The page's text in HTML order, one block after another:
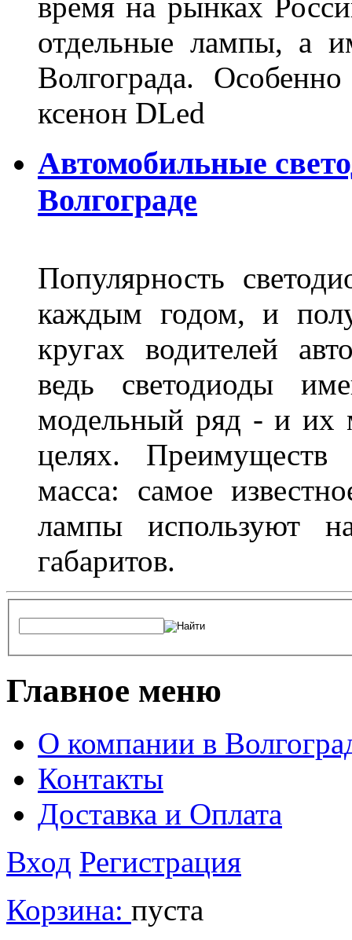
отдельные лампы, а
Волгограда.
ксенон DLed
Автомобильные
Волгограде
Популярность
каждым годом, и
кругах водителей
ведь светодиоды
модельный ряд - и их
целях.
масса: самое
лампы используют
габаритов.
Главное меню
О компании в
Контакты
Доставка и Оплата
Вход Регистрация
Корзина: пуста